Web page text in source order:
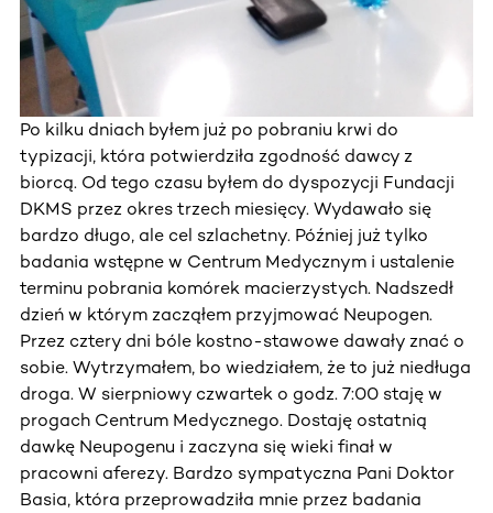
Po kilku dniach byłem już po pobraniu krwi do
typizacji, która potwierdziła zgodność dawcy z
biorcą. Od tego czasu byłem do dyspozycji Fundacji
DKMS przez okres trzech miesięcy. Wydawało się
bardzo długo, ale cel szlachetny. Później już tylko
badania wstępne w Centrum Medycznym i ustalenie
terminu pobrania komórek macierzystych. Nadszedł
dzień w którym zacząłem przyjmować Neupogen.
Przez cztery dni bóle kostno-stawowe dawały znać o
sobie. Wytrzymałem, bo wiedziałem, że to już niedługa
droga. W sierpniowy czwartek o godz. 7:00 staję w
progach Centrum Medycznego. Dostaję ostatnią
dawkę Neupogenu i zaczyna się wieki finał w
pracowni aferezy. Bardzo sympatyczna Pani Doktor
Basia, która przeprowadziła mnie przez badania